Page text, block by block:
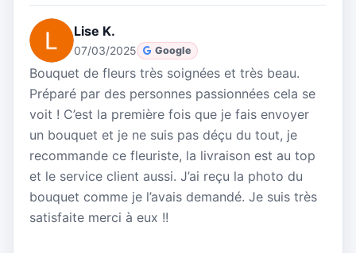
Lise K.
07/03/2025 Google
Bouquet de fleurs très soignées et très beau.
Préparé par des personnes passionnées cela se
voit ! C’est la première fois que je fais envoyer
un bouquet et je ne suis pas déçu du tout, je
recommande ce fleuriste, la livraison est au top
et le service client aussi. J’ai reçu la photo du
bouquet comme je l’avais demandé. Je suis très
satisfaite merci à eux !!